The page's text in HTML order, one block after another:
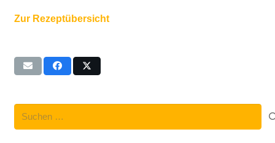
Zur Rezeptübersicht
Suchen
nach: